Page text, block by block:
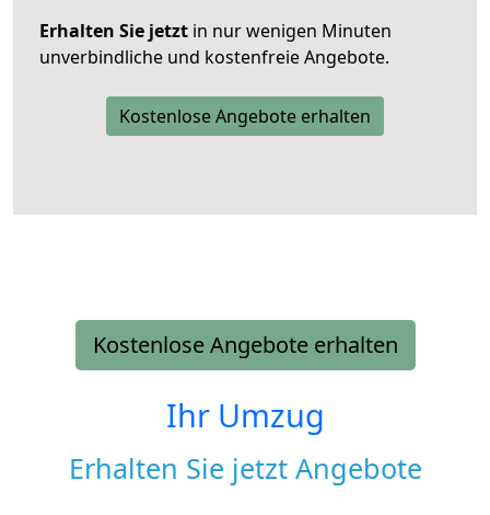
Erhalten Sie jetzt in nur wenigen Minuten
unverbindliche und kostenfreie Angebote.
Kostenlose Angebote erhalten
Kostenlose Angebote erhalten
Ihr Umzug
Erhalten Sie jetzt Angebote